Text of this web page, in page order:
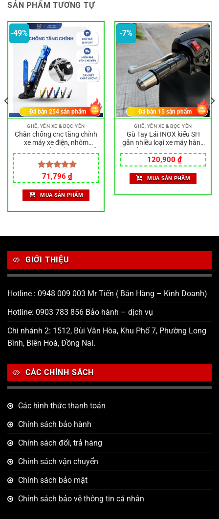
SẢN PHẨM TƯƠNG TỰ
-49%
GHẾ, YÊN XE & BỌC YÊN
Chân chống cnc tăng chỉnh
xe máy xe điện, nhôm
lắp
Được xếp
hạng5.00
5 sao
Giá
gốc
là:
140,000 ₫.
71,796 ₫Giá
hiện
tại
là:
71,796 ₫.
Đã bán254 sản phẩm
MUA SẢN PHẨM
-7%
GHẾ, YÊN XE & BỌC YÊN
Gù Tay Lái INOX kiểu SH
gắn nhiều loại xe máy hàng
Khối, Gù SHi
Giá
gốc
là:
130,000 ₫.
120,900 ₫Giá
hiện
tại
là:
120,900 ₫.
Đã bán 15sản phẩm
MUA SẢN PHẨM
GIỚI THIỆU
Hotline : 0948 009 003 Mr Tiến ( Bán Hàng – Kinh Doanh)
Hotline: 0903 783 856 Bảo hành – dịch vụ
Chi nhánh 2: 1512, Bùi Văn Hòa, Khu Phố 7, Phường Long
Bình, Biên Hoà, Đồng Nai.
CÁC CHÍNH SÁCH
Các hình thức thanh toán
Chính sách bảo hành
Chính sách đổi, trả hàng
Chính sách vận chuyển
Chính sách bảo mật
Chính sách bảo vệ thông tin cá nhân